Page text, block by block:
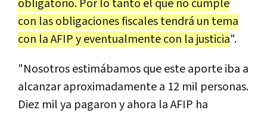
obligatorio. Por lo tanto el que no cumple
con las obligaciones fiscales tendrá un tema
con la AFIP y eventualmente con la justicia".
"Nosotros estimábamos que este aporte iba a
alcanzar aproximadamente a 12 mil personas.
Diez mil ya pagaron y ahora la AFIP ha